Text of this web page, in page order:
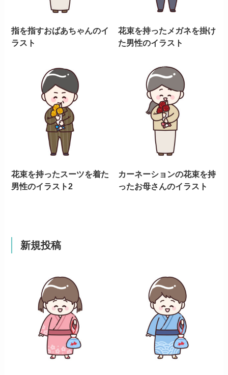
指を指すおばあちゃんのイ
ラスト
花束を持ったメガネを掛け
た男性のイラスト
花束を持ったスーツを着た
男性のイラスト2
カーネーションの花束を持
ったお母さんのイラスト
新規投稿